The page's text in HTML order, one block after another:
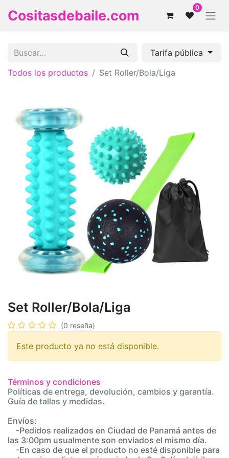
Cositasdebaile.com 0
Tarifa pública
Todos los productos
Set Roller/Bola/Liga
Set Roller/Bola/Liga
(0 reseña)
Este producto ya no está disponible.
Términos y condiciones
Políticas de entrega, devolución, cambios y garantía.
Guía de tallas y medidas.
Envíos:
-Pedidos realizados en Ciudad de Panamá antes de
las 3:00pm usualmente son enviados el mismo día.
-En caso de que el producto no esté disponible para